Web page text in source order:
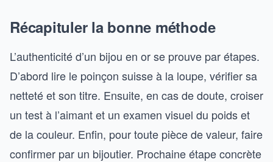
Récapituler la bonne méthode
L’authenticité d’un bijou en or se prouve par étapes.
D’abord lire le poinçon suisse à la loupe, vérifier sa
netteté et son titre. Ensuite, en cas de doute, croiser
un test à l’aimant et un examen visuel du poids et
de la couleur. Enfin, pour toute pièce de valeur, faire
confirmer par un bijoutier. Prochaine étape concrète